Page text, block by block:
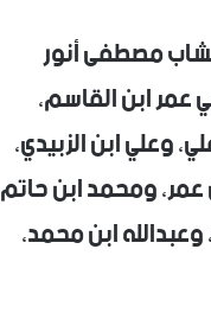
مصطفى أنور
عمر ابن القاسم،
وعلي ابن الزبيدي،
ومحمد ابن حاتم
ابن محمد،